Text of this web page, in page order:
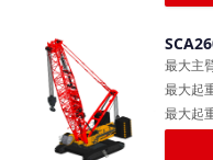
最大主
最大起
最大起